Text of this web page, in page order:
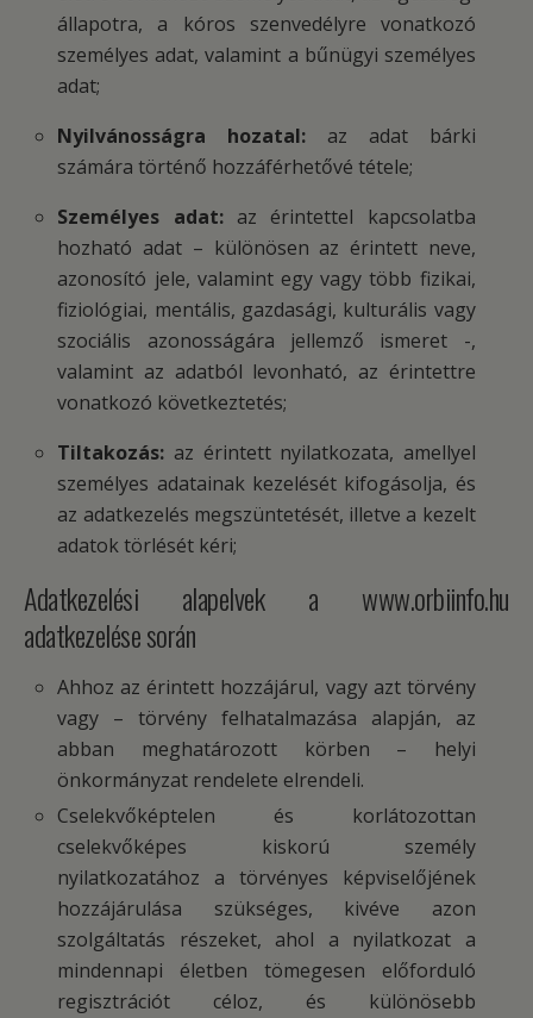
állapotra, a kóros szenvedélyre vonatkozó
személyes adat, valamint a bűnügyi személyes
adat;
Nyilvánosságra hozatal: az adat bárki
számára történő hozzáférhetővé tétele;
Személyes adat:az érintettel kapcsolatba
hozható adat – különösen az érintett neve,
azonosító jele, valamint egy vagy több fizikai,
fiziológiai, mentális, gazdasági, kulturális vagy
szociális azonosságára jellemző ismeret -,
valamint az adatból levonható, az érintettre
vonatkozó következtetés;
Tiltakozás: az érintett nyilatkozata, amellyel
személyes adatainak kezelését kifogásolja, és
az adatkezelés megszüntetését, illetve a kezelt
adatok törlését kéri;
Adatkezelési alapelvek a www.orbiinfo.hu
adatkezelése során
Ahhoz az érintett hozzájárul, vagy azt törvény
vagy – törvény felhatalmazása alapján, az
abban meghatározott körben – helyi
önkormányzat rendelete elrendeli.
Cselekvőképtelen és korlátozottan
cselekvőképes kiskorú személy
nyilatkozatához a törvényes képviselőjének
hozzájárulása szükséges, kivéve azon
szolgáltatás részeket, ahol a nyilatkozat a
mindennapi életben tömegesen előforduló
regisztrációt céloz, és különösebb